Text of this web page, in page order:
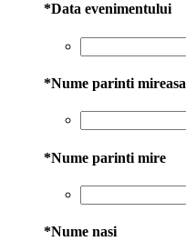
*Data evenimentului
*Nume parinti mireasa
*Nume parinti mire
*Nume nasi